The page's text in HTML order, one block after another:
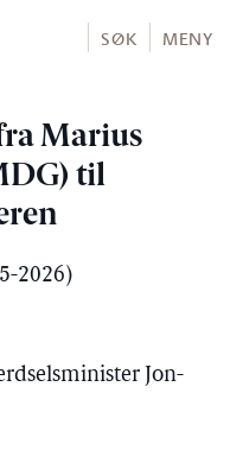
SØK MENY
Marius
til
2026)
Jon-